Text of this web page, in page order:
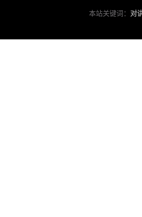
本站关键词： 对